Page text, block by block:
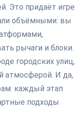
Это придаёт игре
объёмными: вы
рычаги и блоки.
городских улиц,
атмосферой. И да,
каждый этап
подходы